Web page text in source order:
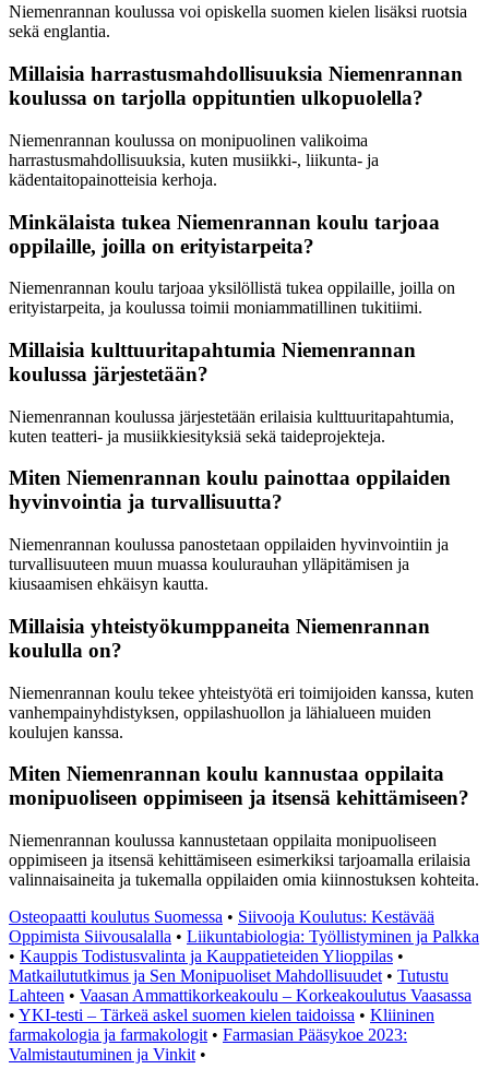
Niemenrannan koulussa voi opiskella suomen kielen lisäksi ruotsia
sekä englantia.
Millaisia harrastusmahdollisuuksia Niemenrannan
koulussa on tarjolla oppituntien ulkopuolella?
Niemenrannan koulussa on monipuolinen valikoima
harrastusmahdollisuuksia, kuten musiikki-, liikunta- ja
kädentaitopainotteisia kerhoja.
Minkälaista tukea Niemenrannan koulu tarjoaa
oppilaille, joilla on erityistarpeita?
Niemenrannan koulu tarjoaa yksilöllistä tukea oppilaille, joilla on
erityistarpeita, ja koulussa toimii moniammatillinen tukitiimi.
Millaisia kulttuuritapahtumia Niemenrannan
koulussa järjestetään?
Niemenrannan koulussa järjestetään erilaisia kulttuuritapahtumia,
kuten teatteri- ja musiikkiesityksiä sekä taideprojekteja.
Miten Niemenrannan koulu painottaa oppilaiden
hyvinvointia ja turvallisuutta?
Niemenrannan koulussa panostetaan oppilaiden hyvinvointiin ja
turvallisuuteen muun muassa koulurauhan ylläpitämisen ja
kiusaamisen ehkäisyn kautta.
Millaisia yhteistyökumppaneita Niemenrannan
koululla on?
Niemenrannan koulu tekee yhteistyötä eri toimijoiden kanssa, kuten
vanhempainyhdistyksen, oppilashuollon ja lähialueen muiden
koulujen kanssa.
Miten Niemenrannan koulu kannustaa oppilaita
monipuoliseen oppimiseen ja itsensä kehittämiseen?
Niemenrannan koulussa kannustetaan oppilaita monipuoliseen
oppimiseen ja itsensä kehittämiseen esimerkiksi tarjoamalla erilaisia
valinnaisaineita ja tukemalla oppilaiden omia kiinnostuksen kohteita.
Osteopaatti koulutus Suomessa • Siivooja Koulutus: Kestävää
Oppimista Siivousalalla • Liikuntabiologia: Työllistyminen ja Palkka
• Kauppis Todistusvalinta ja Kauppatieteiden Ylioppilas •
Matkailututkimus ja Sen Monipuoliset Mahdollisuudet • Tutustu
Lahteen • Vaasan Ammattikorkeakoulu – Korkeakoulutus Vaasassa
• YKI-testi – Tärkeä askel suomen kielen taidoissa • Kliininen
farmakologia ja farmakologit • Farmasian Pääsykoe 2023:
Valmistautuminen ja Vinkit •